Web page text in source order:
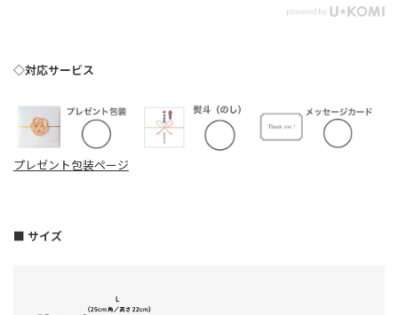
◇対応サービス
プレゼント包装ページ
■ サイズ